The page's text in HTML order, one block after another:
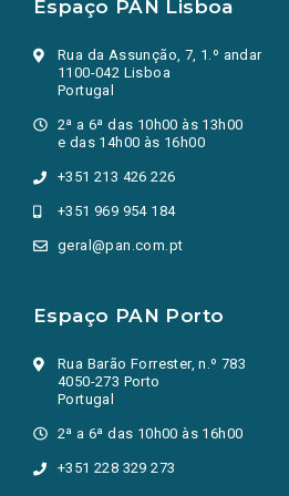
Espaço PAN Lisboa
Rua da Assunção, 7, 1.º andar
1100-042 Lisboa
Portugal
2ª a 6ª das 10h00 às 13h00
e das 14h00 às 16h00
+351 213 426 226
+351 969 954 184
geral@pan.com.pt
Espaço PAN Porto
Rua Barão Forrester, n.º 783
4050-273 Porto
Portugal
2ª a 6ª das 10h00 às 16h00
+351 228 329 273